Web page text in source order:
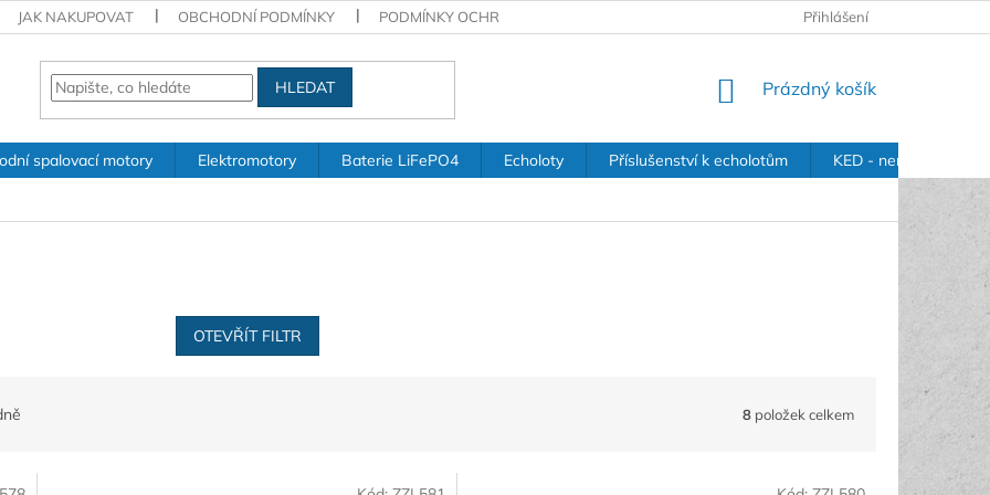
JAK NAKUPOVAT OBCHODNÍ PODMÍNKY PODMÍNKY OCHRANY OSOBNÍCH ÚDAJŮ Přihlášení
HLEDAT
NÁKUPNÍ
Prázdný košík
spalovací motory Elektromotory Baterie LiFePO4 Echoloty Příslušenství k echolotům
KED - nerezové
OTEVŘÍT FILTR
8 položek celkem